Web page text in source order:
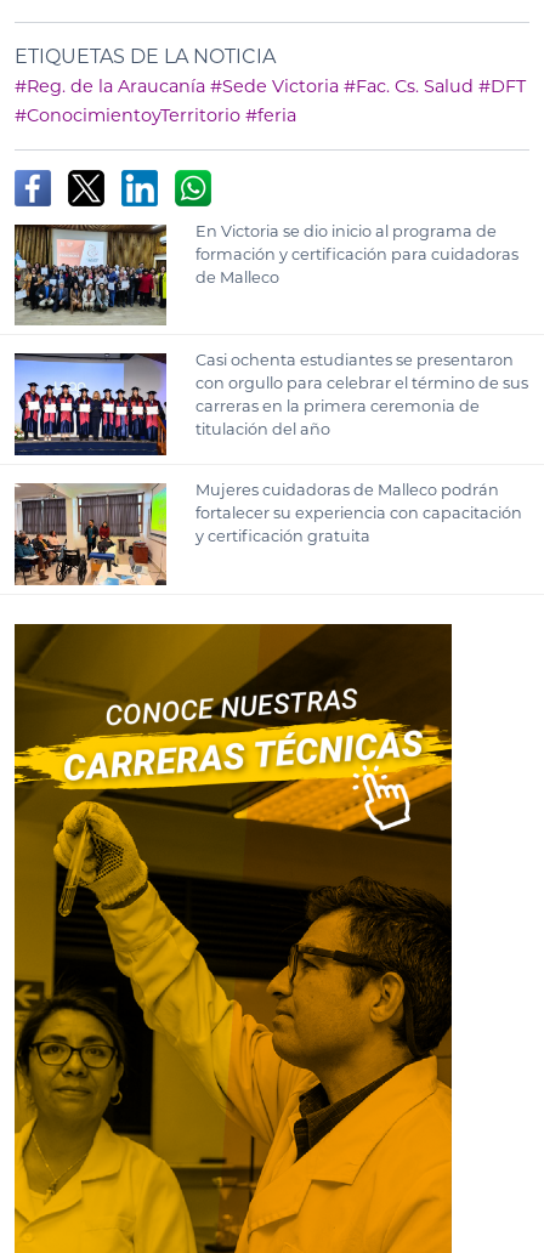
ETIQUETAS DE LA NOTICIA
#Reg. de la Araucanía #Sede Victoria #Fac. Cs. Salud #DFT
#ConocimientoyTerritorio #feria
En Victoria se dio inicio al programa de
formación y certificación para cuidadoras
de Malleco
Casi ochenta estudiantes se presentaron
con orgullo para celebrar el término de sus
carreras en la primera ceremonia de
titulación del año
Mujeres cuidadoras de Malleco podrán
fortalecer su experiencia con capacitación
y certificación gratuita